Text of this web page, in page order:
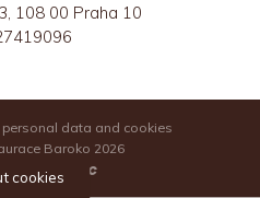
108 00 Praha 10
personal data and cookies
Baroko 2026